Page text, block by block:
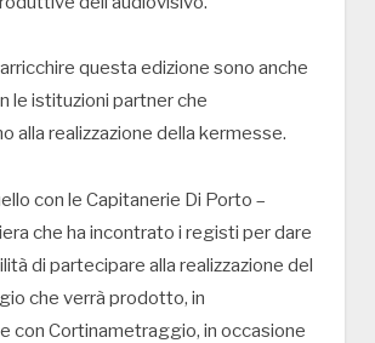
questa edizione sono anche
le istituzioni partner che
alla realizzazione della kermesse.
con le Capitanerie Di Porto –
che ha incontrato i registi per dare
di partecipare alla realizzazione del
che verrà prodotto, in
con Cortinametraggio, in occasione